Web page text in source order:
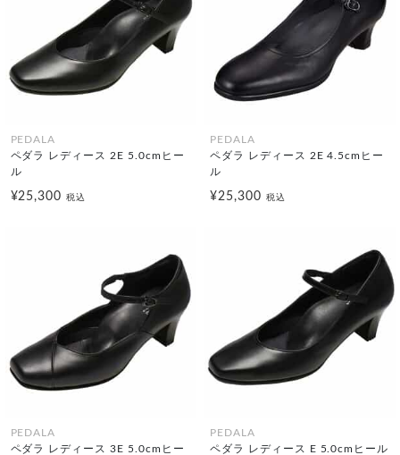
PEDALA
ペダラ レディース 2E 5.0cmヒー
ル
¥25,300税込
PEDALA
ペダラ レディース 2E 4.5cmヒー
ル
¥25,300 税込
PEDALA
ペダラ レディース 3E 5.0cmヒー
PEDALA
ペダラ レディース E 5.0cmヒール